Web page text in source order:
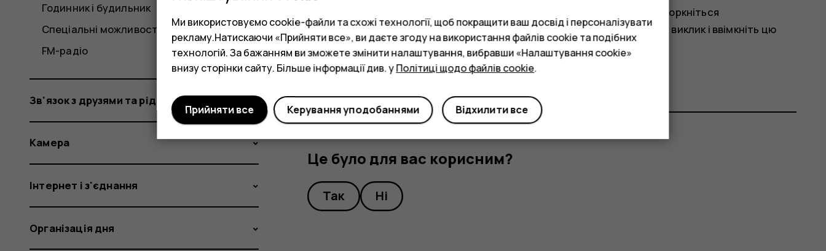
Щоб відхиляти вхідні виклики шляхом перевертання телефону, торкніться
Налаштування>Система>Жести>Переверніть, щоб відхилити викликі ввімкніть цю
функцію.
Це було для вас корисним?
Так Ні
Годинник і будильник
Спеціальні можливості
FM-радіо
Зв'язок з друзями та рідними
Камера
Інтернет і з'єднання
Організація дня
Ми використовуємо cookie-файли та схожі технології, щоб покращити ваш досвід і персоналізувати
рекламу.Натискаючи «Прийняти все», ви даєте згоду на використання файлів cookie та подібних
технологій. За бажанням ви зможете змінити налаштування, вибравши «Налаштування cookie»
внизу сторінки сайту. Більше інформації див. уПолітиці щодо файлів cookie.
Відхилити все
Керування уподобаннями
Прийняти все